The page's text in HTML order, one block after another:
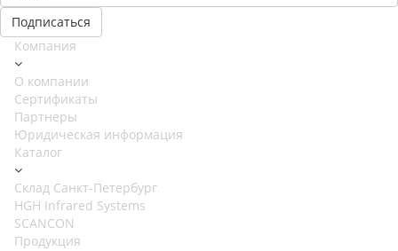
Компания
О компании
Сертификаты
Партнеры
Юридическая информация
Каталог
Cклад Санкт-Петербург
HGH Infrared Systems
SCANCON
Продукция